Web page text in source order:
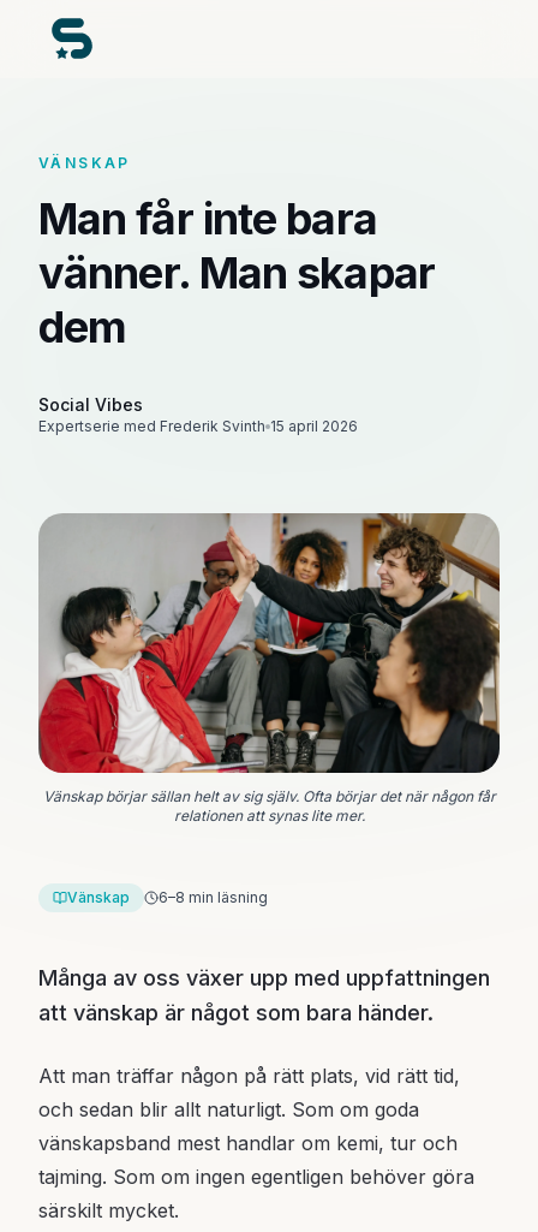
VÄNSKAP
Man får inte bara
vänner. Man skapar
dem
Social Vibes
Expertserie med Frederik Svinth 15 april 2026
Vänskap börjar sällan helt av sig själv. Ofta börjar det när någon får
relationen att synas lite mer.
Vänskap 6–8 min läsning
Många av oss växer upp med uppfattningen
att vänskap är något som bara händer.
Att man träffar någon på rätt plats, vid rätt tid,
och sedan blir allt naturligt. Som om goda
vänskapsband mest handlar om kemi, tur och
tajming. Som om ingen egentligen behöver göra
särskilt mycket.